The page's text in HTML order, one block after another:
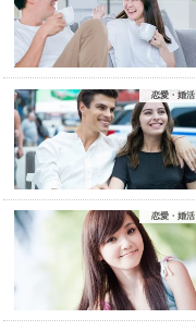
恋愛・婚活
恋愛・婚活